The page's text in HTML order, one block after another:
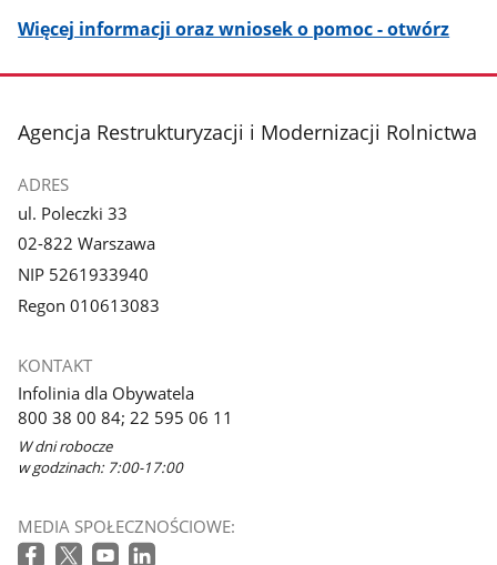
Więcej informacji oraz wniosek o pomoc - otwórz
stopka
Agencja Restrukturyzacji i Modernizacji Rolnictwa
ADRES
ul. Poleczki 33
02-822 Warszawa
NIP 5261933940
Regon 010613083
KONTAKT
Infolinia dla Obywatela
800 38 00 84; 22 595 06 11
W dni robocze
w godzinach: 7:00-17:00
MEDIA SPOŁECZNOŚCIOWE: